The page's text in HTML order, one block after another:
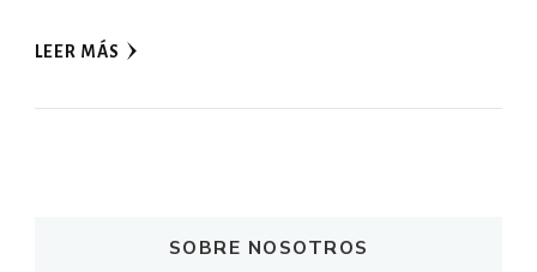
LEER MÁS
SOBRE NOSOTROS